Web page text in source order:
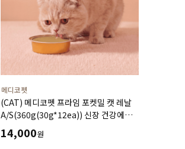
메디코펫
(CAT) 메디코펫 프라임 포켓밀 캣 레날
A/S(360g(30g*12ea)) 신장 건강에
도움주는 가수분해 닭고기 처방캔
14,000원